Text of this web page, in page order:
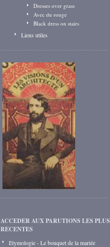
Dresses over grass
Avec du rouge
Black dress on stairs
Liens utiles
ACCEDER AUX PARUTIONS LES PLUS
RECENTES
Etymologie - Le bouquet de la mariée